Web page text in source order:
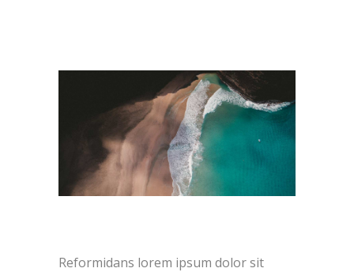
Reformidans lorem ipsum dolor sit